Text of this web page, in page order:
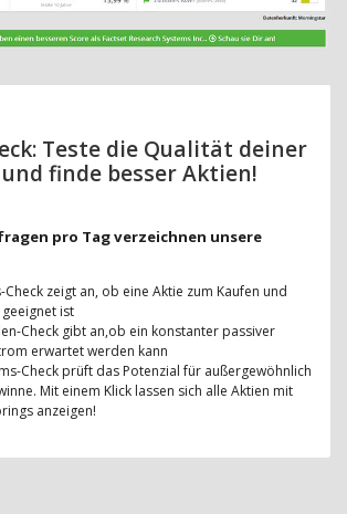
Teste die Qualität deiner
finde besser Aktien!
pro Tag verzeichnen unsere
zeigt an, ob eine Aktie zum Kaufen und
ist
Check gibt an,ob ein konstanter passiver
erwartet werden kann
Check prüft das Potenzial für außergewöhnlich
Mit einem Klick lassen sich alle Aktien mit
anzeigen!